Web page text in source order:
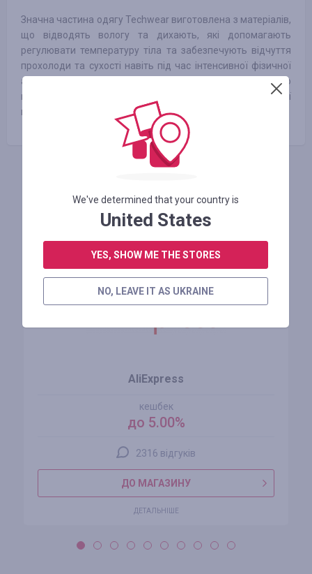
Значна частина одягу Techwear виготовлена з матеріалів,
що відводять вологу та дихають, які допомагають
регулювати температуру тіла та забезпечують відчуття
прохолоди та сухості навіть під час інтенсивної фізичної
активності. Еластичні тканини також широко
використовуються для забезпечення підвищеної
мобільності та свободи рухів.
Схожі магазини
AliExpress
кешбек
до 5.00%
2316 відгуків
ДО МАГАЗИНУ
ДЕТАЛЬНІШЕ
We've determined that your country is
United States
YES, SHOW ME THE STORES
NO, LEAVE IT AS UKRAINE